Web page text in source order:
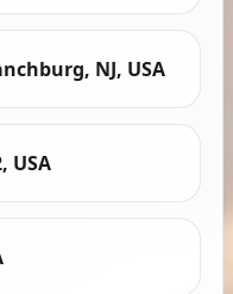
NJ, USA
USA